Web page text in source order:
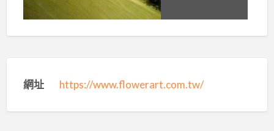
網址 https://www.flowerart.com.tw/